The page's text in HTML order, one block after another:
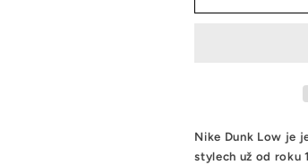
Dunk
Nike Dunk Low je
stylech už od roku